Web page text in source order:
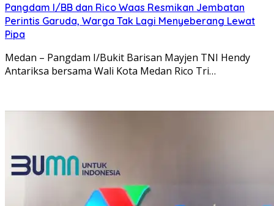
Pangdam I/BB dan Rico Waas Resmikan Jembatan
Perintis Garuda, Warga Tak Lagi Menyeberang Lewat
Pipa
Medan – Pangdam I/Bukit Barisan Mayjen TNI Hendy
Antariksa bersama Wali Kota Medan Rico Tri…